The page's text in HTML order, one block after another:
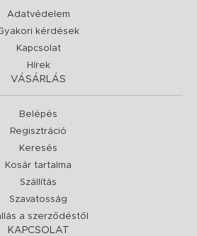
Adatvédelem
kérdések
Kapcsolat
Hírek
VÁSÁRLÁS
Belépés
Regisztráció
Keresés
Kosár tartalma
Szállítás
Szavatosság
a szerződéstől
KAPCSOLAT